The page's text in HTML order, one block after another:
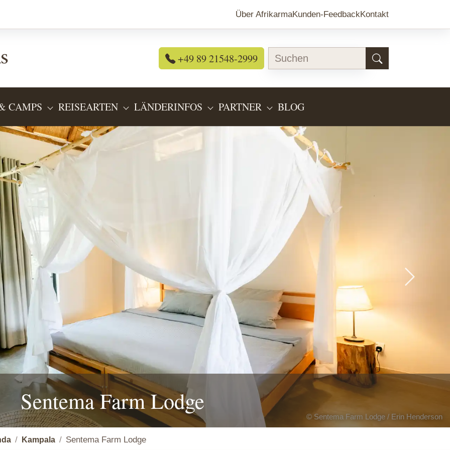
Über AfrikarmaKunden-FeedbackKontakt
+49 89 21548-2999
"REISEANGEBOTE"
CAMPS SUBMENU FOR "LODGES & CAMPS"
REISEARTEN SUBMENU FOR "REISEARTEN"
LÄNDERINFOS SUBMENU FOR "LÄNDERINFOS"
PARTNER SUBMENU FOR "PARTNER"
BLOG
Sentema Farm Lodge
© Sentema Farm Lodge / Erin Henderson
Next
Kampala Sentema Farm Lodge